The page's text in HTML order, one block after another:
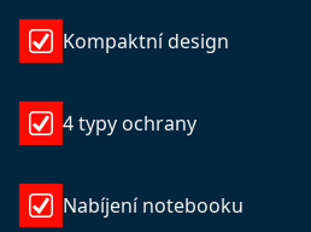
Kompaktní design
4 typy ochrany
Nabíjení notebooku